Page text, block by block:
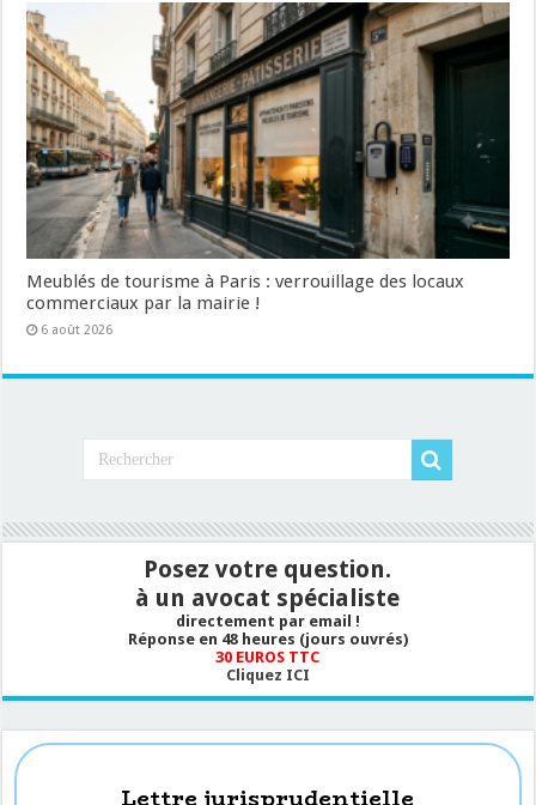
Meublés de tourisme à Paris : verrouillage des locaux
commerciaux par la mairie !
6 août 2026
Posez votre question.
à un avocat spécialiste
directement par email !
Réponse en 48 heures (jours ouvrés)
30 EUROS TTC
Cliquez ICI